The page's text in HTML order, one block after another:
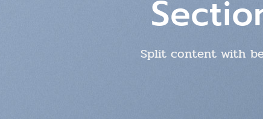
Split content with